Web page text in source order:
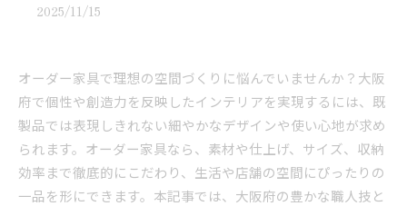
2025/11/15
オーダー家具で理想の空間づくりに悩んでいませんか？大阪
府で個性や創造力を反映したインテリアを実現するには、既
製品では表現しきれない細やかなデザインや使い心地が求め
られます。オーダー家具なら、素材や仕上げ、サイズ、収納
効率まで徹底的にこだわり、生活や店舗の空間にぴったりの
一品を形にできます。本記事では、大阪府の豊かな職人技と